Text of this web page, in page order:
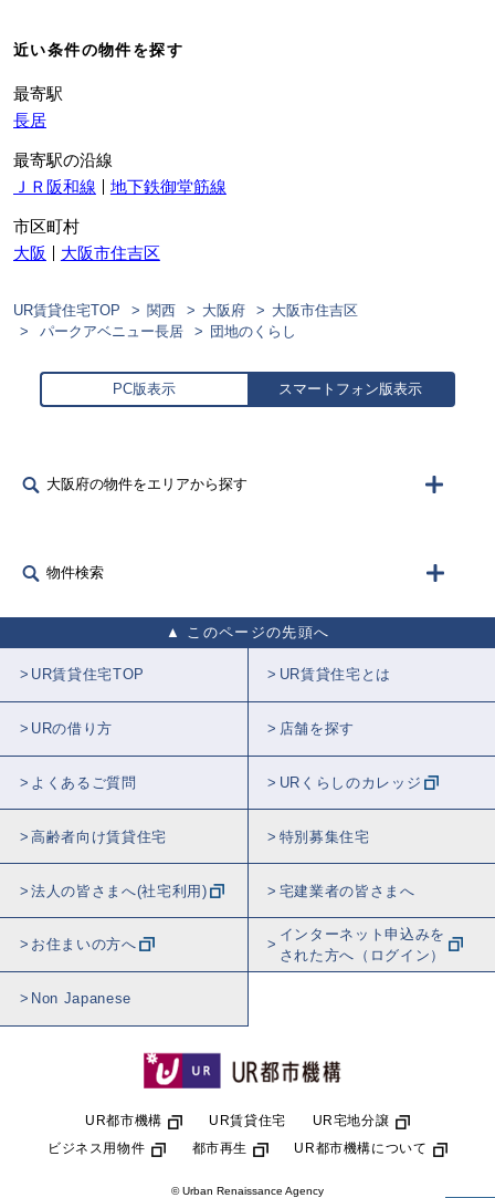
近い条件の物件を探す
最寄駅
長居
最寄駅の沿線
ＪＲ阪和線
地下鉄御堂筋線
市区町村
大阪
大阪市住吉区
UR賃貸住宅TOP 関西 大阪府
大阪市住吉区
パークアベニュー長居
団地のくらし
PC版表示 スマートフォン版表示
大阪府の物件をエリアから探す
物件検索
このページの先頭へ
UR賃貸住宅TOP UR賃貸住宅とは
URの借り方 店舗を探す
よくあるご質問 URくらしのカレッジ
高齢者向け賃貸住宅 特別募集住宅
法人の皆さまへ(社宅利用) 宅建業者の皆さまへ
お住まいの方へ
インターネット申込みを
された方へ（ログイン）
Non Japanese
UR都市機構 UR賃貸住宅
UR宅地分譲
ビジネス用物件
都市再生 UR都市機構について
© Urban Renaissance Agency